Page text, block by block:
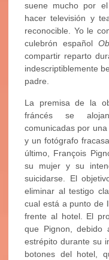
suene mucho por
hacer televisión y
reconocible. Yo le
culebrón español
compartir reparto
indescriptiblemente
padre.
La premisa de la
fráncés se
comunicadas por
y un fotógrafo
último, François
su mujer y su
suicidarse. El
eliminar al testigo
cual está a punto de
frente al hotel. El
que Pignon,
estrépito durante su
botones del hotel,